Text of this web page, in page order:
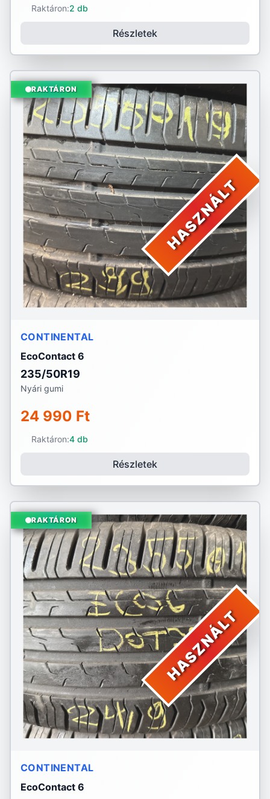
Raktáron:2 db
Részletek
HASZNÁLT
RAKTÁRON
CONTINENTAL
EcoContact 6
235/50R19
Nyári gumi
24 990 Ft
Raktáron:4 db
Részletek
HASZNÁLT
RAKTÁRON
CONTINENTAL
EcoContact 6